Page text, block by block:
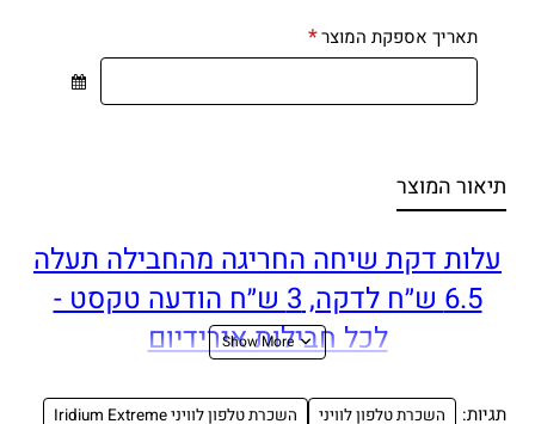
תאריך אספקת המוצר
תיאור המוצר
עלות דקת שיחה החריגה מהחבילה תעלה
6.5 ש״ח לדקה, 3 ש״ח הודעה טקסט -
לכל חבילות אירידיום
השכרת טלפון לוויני
תגיות: השכרת טלפון לוויני השכרת טלפון לוויני Iridium Extreme